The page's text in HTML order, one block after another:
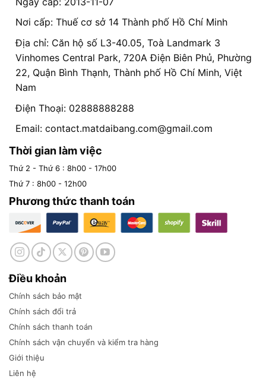
Nơi cấp: Thuế cơ sở 14 Thành phố Hồ Chí Minh
Địa chỉ: Căn hộ số L3-40.05, Toà Landmark 3
Vinhomes Central Park, 720A Điện Biên Phủ, Phường
22, Quận Bình Thạnh, Thành phố Hồ Chí Minh, Việt
Nam
Điện Thoại: 02888888288
Email: contact.matdaibang.com@gmail.com
Thời gian làm việc
Thứ 2 - Thứ 6 : 8h00 - 17h00
Thứ 7 : 8h00 - 12h00
Phương thức thanh toán
Điều khoản
Chính sách bảo mật
Chính sách đổi trả
Chính sách thanh toán
Chính sách vận chuyển và kiểm tra hàng
Giới thiệu
Liên hệ